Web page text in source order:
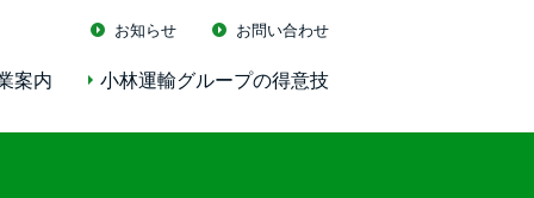
案内 小林運輸グループの得意技
お知らせ お問い合わせ